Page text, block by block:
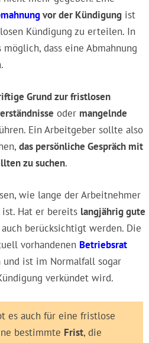
vor der Kündigung ist
Kündigung zu erteilen. In
dass eine Abmahnung
Grund zur fristlosen
oder mangelnde
Ein Arbeitgeber sollte also
das persönliche Gespräch mit
zu suchen.
wie lange der Arbeitnehmer
Hat er bereits langjährig gute
berücksichtigt werden. Die
vorhandenen Betriebsrat
ist im Normalfall sogar
verkündet wird.
es auch für eine fristlose
bestimmte Frist, die